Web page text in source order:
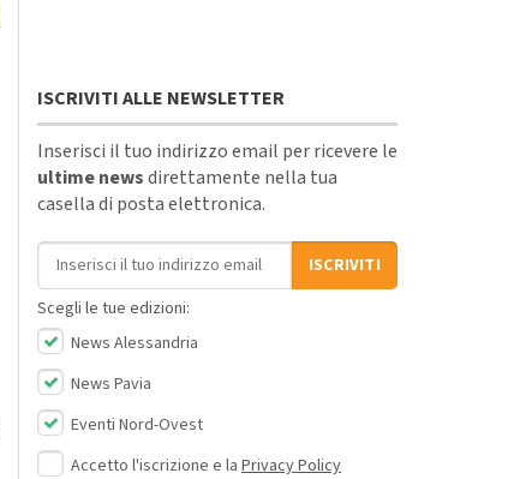
ISCRIVITI ALLE NEWSLETTER
Inserisci il tuo indirizzo email per ricevere le
ultime newsdirettamente nella tua
casella di posta elettronica.
Indirizzo email
ISCRIVITI
Scegli le tue edizioni:
News Alessandria
News Pavia
Eventi Nord-Ovest
Accetto l'iscrizione e la Privacy Policy